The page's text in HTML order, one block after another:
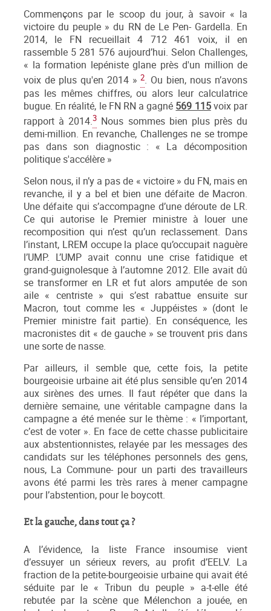
Commençons par le scoop du jour, à savoir « la
victoire du peuple » du RN de Le Pen- Gardella. En
2014, le FN recueillait 4 712 461 voix, il en
rassemble 5 281 576 aujourd’hui. Selon Challenges,
« la formation lepéniste glane près d'un million de
voix de plus qu'en 2014 »2. Ou bien, nous n’avons
pas les mêmes chiffres, ou alors leur calculatrice
bugue. En réalité, le FN RN a gagné 569 115voix par
rapport à 2014.3 Nous sommes bien plus près du
demi-million. En revanche, Challenges ne se trompe
pas dans son diagnostic : « La décomposition
politique s'accélère »
Selon nous, il n’y a pas de « victoire » du FN, mais en
revanche, il y a bel et bien une défaite de Macron.
Une défaite qui s’accompagne d’une déroute de LR.
Ce qui autorise le Premier ministre à louer une
recomposition qui n’est qu’un reclassement. Dans
l’instant, LREM occupe la place qu’occupait naguère
l’UMP. L’UMP avait connu une crise fatidique et
grand-guignolesque à l’automne 2012. Elle avait dû
se transformer en LR et fut alors amputée de son
aile « centriste » qui s’est rabattue ensuite sur
Macron, tout comme les « Juppéistes » (dont le
Premier ministre fait partie). En conséquence, les
macronistes dit « de gauche » se trouvent pris dans
une sorte de nasse.
Par ailleurs, il semble que, cette fois, la petite
bourgeoisie urbaine ait été plus sensible qu’en 2014
aux sirènes des urnes. Il faut répéter que dans la
dernière semaine, une véritable campagne dans la
campagne a été menée sur le thème : « l’important,
c’est de voter ». En face de cette chasse publicitaire
aux abstentionnistes, relayée par les messages des
candidats sur les téléphones personnels des gens,
nous, La Commune- pour un parti des travailleurs
avons été parmi les très rares à mener campagne
pour l’abstention, pour le boycott.
Et la gauche, dans tout ça ?
A l’évidence, la liste France insoumise vient
d’essuyer un sérieux revers, au profit d’EELV. La
fraction de la petite-bourgeoisie urbaine qui avait été
séduite par le « Tribun du peuple » a-t-elle été
rebutée par la scène que Mélenchon a jouée, en